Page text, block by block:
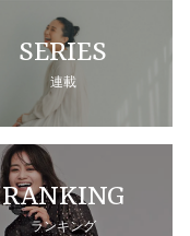
SERIES
連載
RANKING
ランキング